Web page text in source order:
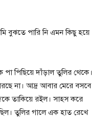
বুঝতে পারি নি এমন কিছু হয়ে
পিছিয়ে দাঁড়াল তুলির থেকে।
না। আদ্র আবার মেরে বসবে
তাকিয়ে রইল। সাহস করে
তুলির গালে এক হাত রেখে